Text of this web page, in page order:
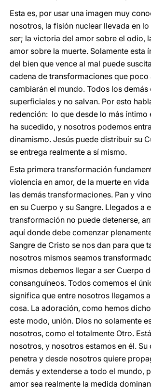
Esta es, por usar una imagen muy
nosotros, la fisión nuclear llevada en
ser; la victoria del amor sobre el odio,
amor sobre la muerte. Solamente esta
del bien que vence al mal puede
cadena de transformaciones que poco
cambiarán el mundo. Todos los
superficiales y no salvan. Por esto
redención: lo que desde lo más íntimo
ha sucedido, y nosotros podemos
dinamismo. Jesús puede distribuir su
se entrega realmente a sí mismo.
Esta primera transformación
violencia en amor, de la muerte en
las demás transformaciones. Pan y
en su Cuerpo y su Sangre. Llegados a
transformación no puede detenerse,
aquí donde debe comenzar
Sangre de Cristo se nos dan para que
nosotros mismos seamos
mismos debemos llegar a ser Cuerpo
consanguíneos. Todos comemos el
significa que entre nosotros llegamos
cosa. La adoración, como hemos
este modo, unión. Dios no solamente
nosotros, como el totalmente Otro.
nosotros, y nosotros estamos en él. Su
penetra y desde nosotros quiere
demás y extenderse a todo el mundo,
amor sea realmente la medida